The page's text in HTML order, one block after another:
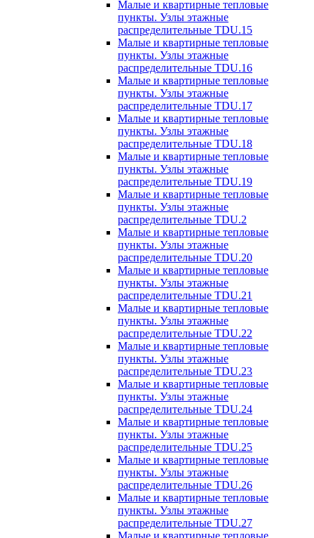
Малые и квартирные тепловые
пункты. Узлы этажные
распределительные TDU.15
Малые и квартирные тепловые
пункты. Узлы этажные
распределительные TDU.16
Малые и квартирные тепловые
пункты. Узлы этажные
распределительные TDU.17
Малые и квартирные тепловые
пункты. Узлы этажные
распределительные TDU.18
Малые и квартирные тепловые
пункты. Узлы этажные
распределительные TDU.19
Малые и квартирные тепловые
пункты. Узлы этажные
распределительные TDU.2
Малые и квартирные тепловые
пункты. Узлы этажные
распределительные TDU.20
Малые и квартирные тепловые
пункты. Узлы этажные
распределительные TDU.21
Малые и квартирные тепловые
пункты. Узлы этажные
распределительные TDU.22
Малые и квартирные тепловые
пункты. Узлы этажные
распределительные TDU.23
Малые и квартирные тепловые
пункты. Узлы этажные
распределительные TDU.24
Малые и квартирные тепловые
пункты. Узлы этажные
распределительные TDU.25
Малые и квартирные тепловые
пункты. Узлы этажные
распределительные TDU.26
Малые и квартирные тепловые
пункты. Узлы этажные
распределительные TDU.27
Малые и квартирные тепловые